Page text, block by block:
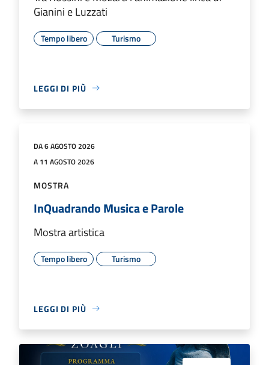
Gianini e Luzzati
Tempo libero Turismo
LEGGI DI PIÙ
DA 6 AGOSTO 2026
A 11 AGOSTO 2026
MOSTRA
InQuadrando Musica e Parole
Mostra artistica
Tempo libero Turismo
LEGGI DI PIÙ